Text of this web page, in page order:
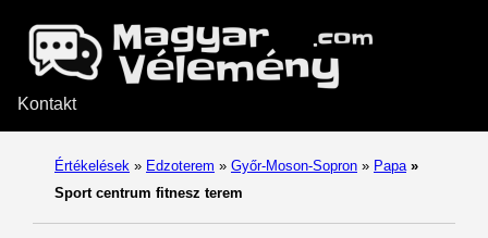
Kontakt
Értékelések » Edzoterem » Győr-Moson-Sopron » Papa »
Sport centrum fitnesz terem